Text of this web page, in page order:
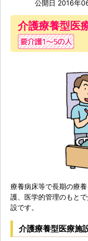
公開日 2016年
介護療養型医
療養病床等で長期の療
護、医学的管理のもと
設です。
介護療養型医療施